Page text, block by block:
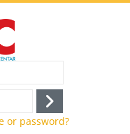
Log
in
or password?